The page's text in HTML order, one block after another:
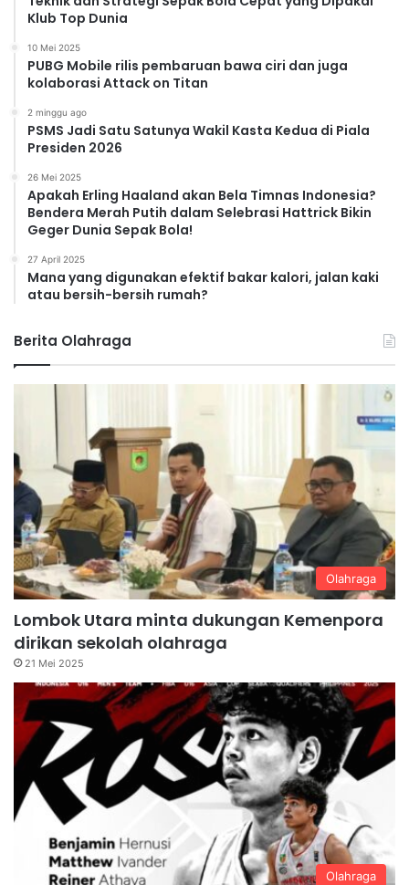
Klub Top Dunia
10 Mei 2025
PUBG Mobile rilis pembaruan bawa ciri dan juga
kolaborasi Attack on Titan
2 minggu ago
PSMS Jadi Satu Satunya Wakil Kasta Kedua di Piala
Presiden 2026
26 Mei 2025
Apakah Erling Haaland akan Bela Timnas Indonesia?
Bendera Merah Putih dalam Selebrasi Hattrick Bikin
Geger Dunia Sepak Bola!
27 April 2025
Mana yang digunakan efektif bakar kalori, jalan kaki
atau bersih-bersih rumah?
Berita Olahraga
Olahraga
Lombok Utara minta dukungan Kemenpora
dirikan sekolah olahraga
21 Mei 2025
Olahraga